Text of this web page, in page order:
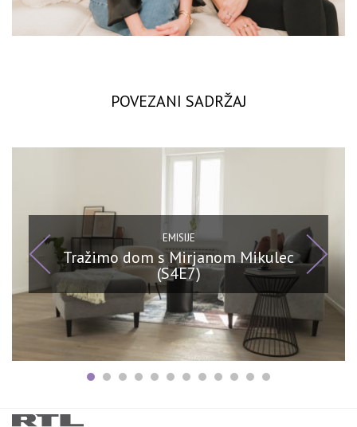
POVEZANI SADRŽAJ
EMISIJE
Tražimo dom s Mirjanom Mikulec
(S4E7)